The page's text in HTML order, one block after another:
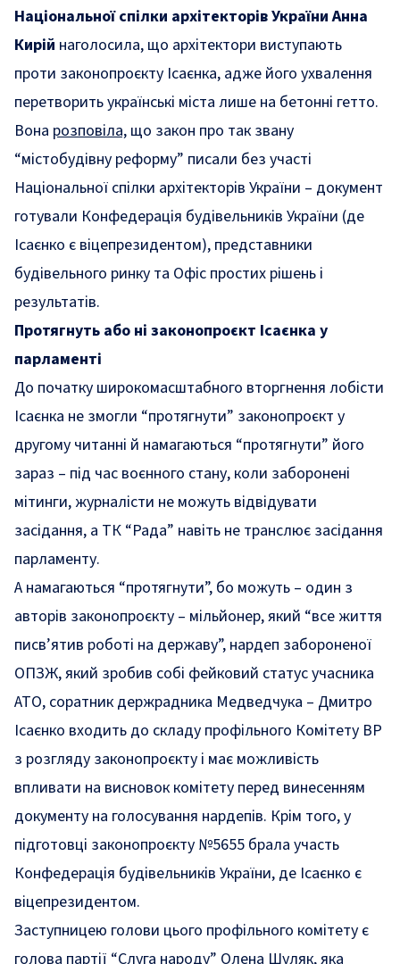
Національної спілки архітекторів України Анна
Кирій наголосила, що архітектори виступають
проти законопроєкту Ісаєнка, адже його ухвалення
перетворить українські міста лише на бетонні гетто.
Вона розповіла, що закон про так звану
“містобудівну реформу” писали без участі
Національної спілки архітекторів України – документ
готували Конфедерація будівельників України (де
Ісаєнко є віцепрезидентом), представники
будівельного ринку та Офіс простих рішень і
результатів.
Протягнуть або ні законопроєкт Ісаєнка у
парламенті
До початку широкомасштабного вторгнення лобісти
Ісаєнка не змогли “протягнути” законопроєкт у
другому читанні й намагаються “протягнути” його
зараз – під час воєнного стану, коли заборонені
мітинги, журналісти не можуть відвідувати
засідання, а ТК “Рада” навіть не транслює засідання
парламенту.
А намагаються “протягнути”, бо можуть – один з
авторів законопроєкту – мільйонер, який “все життя
писв’ятив роботі на державу”, нардеп забороненої
ОПЗЖ, який зробив собі фейковий статус учасника
АТО, соратник держрадника Медведчука – Дмитро
Ісаєнко входить до складу профільного Комітету ВР
з розгляду законопроєкту і має можливість
впливати на висновок комітету перед винесенням
документу на голосування нардепів. Крім того, у
підготовці законопроєкту №5655 брала участь
Конфедерація будівельників України, де Ісаєнко є
віцепрезидентом.
Заступницею голови цього профільного комітету є
голова партії “Слуга народу” Олена Шуляк, яка